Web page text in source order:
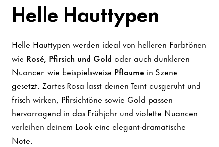
Helle Hauttypen
Helle Hauttypen werden ideal von helleren Farbtönen
wie Rosé, Pfirsich und Gold oder auch dunkleren
Nuancen wie beispielsweise Pflaume in Szene
gesetzt. Zartes Rosa lässt deinen Teint ausgeruht und
frisch wirken, Pfirsichtöne sowie Gold passen
hervorragend in das Frühjahr und violette Nuancen
verleihen deinem Look eine elegant-dramatische
Note.